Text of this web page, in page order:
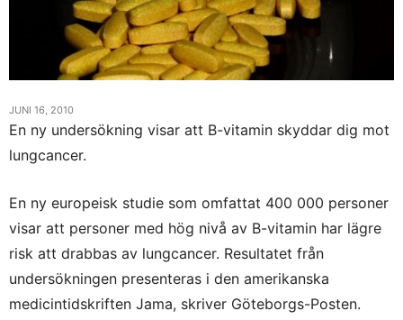
JUNI 16, 2010
En ny undersökning visar att B-vitamin skyddar dig mot
lungcancer.
En ny europeisk studie som omfattat 400 000 personer
visar att personer med hög nivå av B-vitamin har lägre
risk att drabbas av lungcancer. Resultatet från
undersökningen presenteras i den amerikanska
medicintidskriften Jama, skriver Göteborgs-Posten.